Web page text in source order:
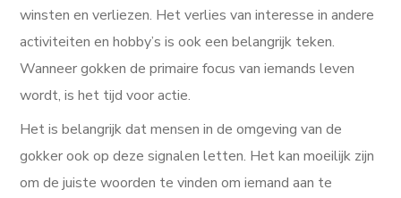
winsten en verliezen. Het verlies van interesse in andere
activiteiten en hobby’s is ook een belangrijk teken.
Wanneer gokken de primaire focus van iemands leven
wordt, is het tijd voor actie.
Het is belangrijk dat mensen in de omgeving van de
gokker ook op deze signalen letten. Het kan moeilijk zijn
om de juiste woorden te vinden om iemand aan te